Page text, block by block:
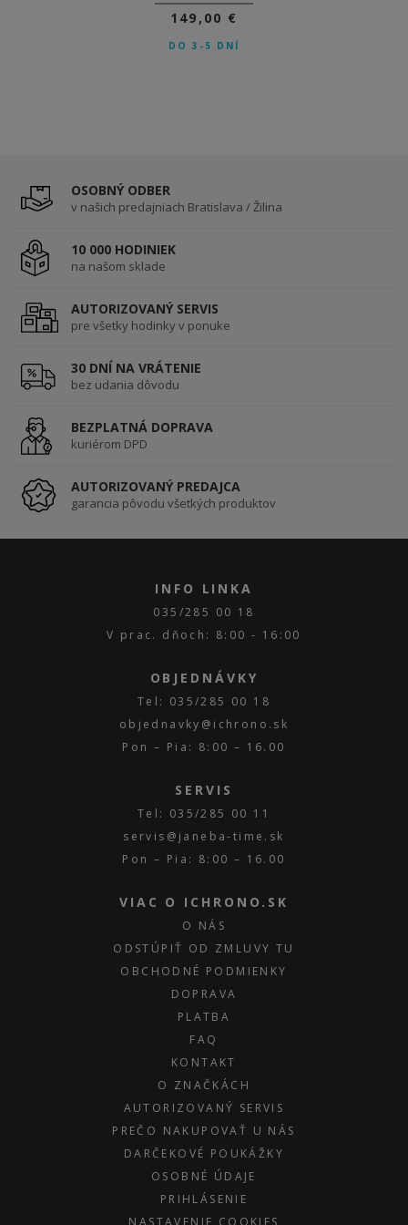
149,00 €
DO 3-5 DNÍ
149,00 €
DO 3-5 DNÍ
OSOBNÝ ODBER
v našich predajniach Bratislava / Žilina
10 000 HODINIEK
na našom sklade
AUTORIZOVANÝ SERVIS
pre všetky hodinky v ponuke
30 DNÍ NA VRÁTENIE
bez udania dôvodu
BEZPLATNÁ DOPRAVA
kuriérom DPD
AUTORIZOVANÝ PREDAJCA
garancia pôvodu všetkých produktov
INFO LINKA
035/285 00 18
V prac. dňoch: 8:00 - 16:00
OBJEDNÁVKY
Tel: 035/285 00 18
objednavky@ichrono.sk
Pon – Pia: 8:00 – 16.00
SERVIS
Tel: 035/285 00 11
servis@janeba-time.sk
Pon – Pia: 8:00 – 16.00
VIAC O ICHRONO.SK
O NÁS
ODSTÚPIŤ OD ZMLUVY TU
OBCHODNÉ PODMIENKY
DOPRAVA
PLATBA
FAQ
KONTAKT
O ZNAČKÁCH
AUTORIZOVANÝ SERVIS
PREČO NAKUPOVAŤ U NÁS
DARČEKOVÉ POUKÁŽKY
OSOBNÉ ÚDAJE
PRIHLÁSENIE
NASTAVENIE COOKIES